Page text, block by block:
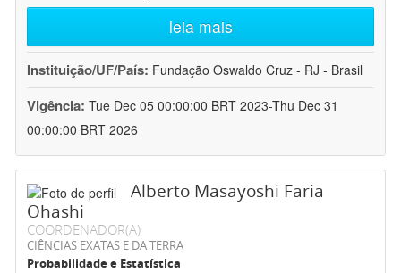
leia mais
Instituição/UF/País: Fundação Oswaldo Cruz - RJ - Brasil
Vigência: Tue Dec 05 00:00:00 BRT 2023-Thu Dec 31
00:00:00 BRT 2026
Alberto Masayoshi Faria
Ohashi
COORDENADOR(A)
CIÊNCIAS EXATAS E DA TERRA
Probabilidade e Estatística